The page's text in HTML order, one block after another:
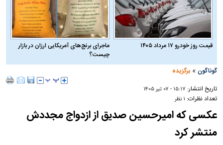
قیمت روز خودرو ۱۷ مرداد ۱۴۰۵
ماجرای برنج‌های آمریکایی ارزان در بازار
چیست؟
گوناگون »برگزیده
تاریخ انتشار: ۱۵:۱۷ - ۰۷ تير ۱۴۰۵
تعداد نظرات: ۱ نظر
عکسی که امیرحسین صدیق از ازدواج مجددش
منتشر کرد